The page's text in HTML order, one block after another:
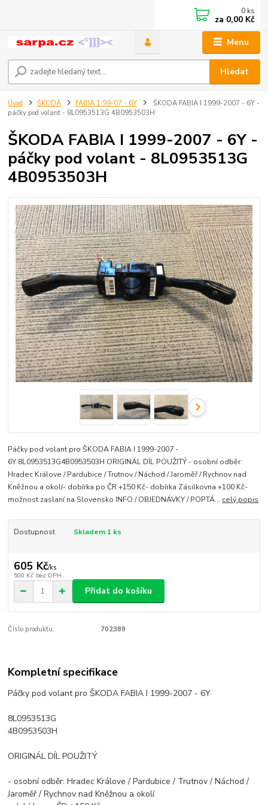
Menu
Hledat
0 ks
za 0,00 Kč
Úvod ŠKODA FABIA 1 99-07 - 6Y
ŠKODA FABIA I 1999-2007 - 6Y -
páčky pod volant - 8L0953513G 4B0953503H
ŠKODA FABIA I 1999-2007 - 6Y -
páčky pod volant - 8L0953513G
4B0953503H
Páčky pod volant pro ŠKODA FABIA I 1999-2007 -
6Y 8L0953513G4B0953503H ORIGINÁL DÍL POUŽITÝ - osobní odběr:
Hradec Králove / Pardubice / Trutnov / Náchod / Jaroměř / Rychnov nad
Kněžnou a okolí- dobírka po ČR +150 Kč- dobírka Zásilkovna +100 Kč-
možnost zaslaní na Slovensko INFO / OBJEDNÁVKY / POPTÁ... celý popis
Dostupnost Skladem 1 ks
605 Kč/ks
500 Kč bez DPH
Přidat do košíku
Číslo produktu: 702389
Kompletní specifikace
Páčky pod volant pro ŠKODA FABIA I 1999-2007 - 6Y
8L0953513G
4B0953503H
ORIGINÁL DÍL POUŽITÝ
- osobní odběr: Hradec Králove / Pardubice / Trutnov / Náchod /
Jaroměř / Rychnov nad Kněžnou a okolí